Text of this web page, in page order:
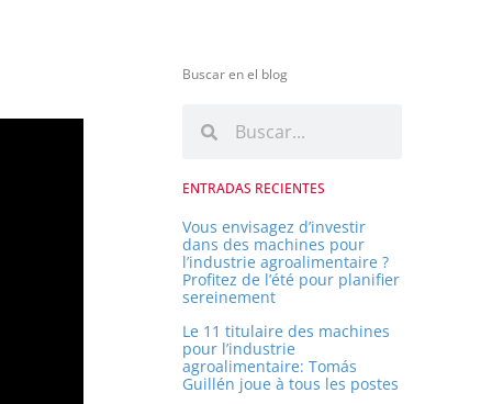
Buscar en el blog
h
e
r
c
h
e
r
c
h
e
r
h
e
ENTRADAS RECIENTES
Vous envisagez d’investir
dans des machines pour
l’industrie agroalimentaire ?
Profitez de l’été pour planifier
sereinement
Le 11 titulaire des machines
pour l’industrie
agroalimentaire: Tomás
Guillén joue à tous les postes